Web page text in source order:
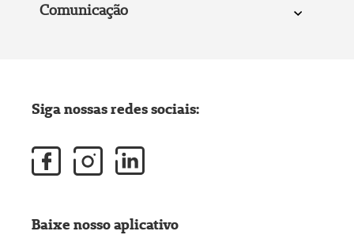
Comunicação
Siga nossas redes sociais:
Baixe nosso aplicativo